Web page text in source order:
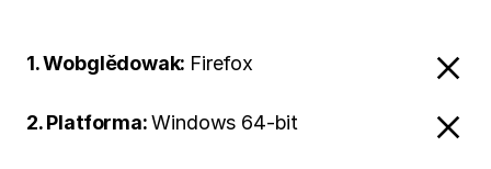
1. Wobglědowak: Firefox
2. Platforma:Windows 64-bit